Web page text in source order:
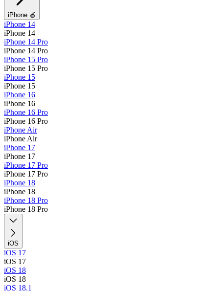
iPhone 🍏
iPhone 14
iPhone 14
iPhone 14 Pro
iPhone 14 Pro
iPhone 15 Pro
iPhone 15 Pro
iPhone 15
iPhone 15
iPhone 16
iPhone 16
iPhone 16 Pro
iPhone 16 Pro
iPhone Air
iPhone Air
iPhone 17
iPhone 17
iPhone 17 Pro
iPhone 17 Pro
iPhone 18
iPhone 18
iPhone 18 Pro
iPhone 18 Pro
iOS
iOS 17
iOS 17
iOS 18
iOS 18
iOS 18.1